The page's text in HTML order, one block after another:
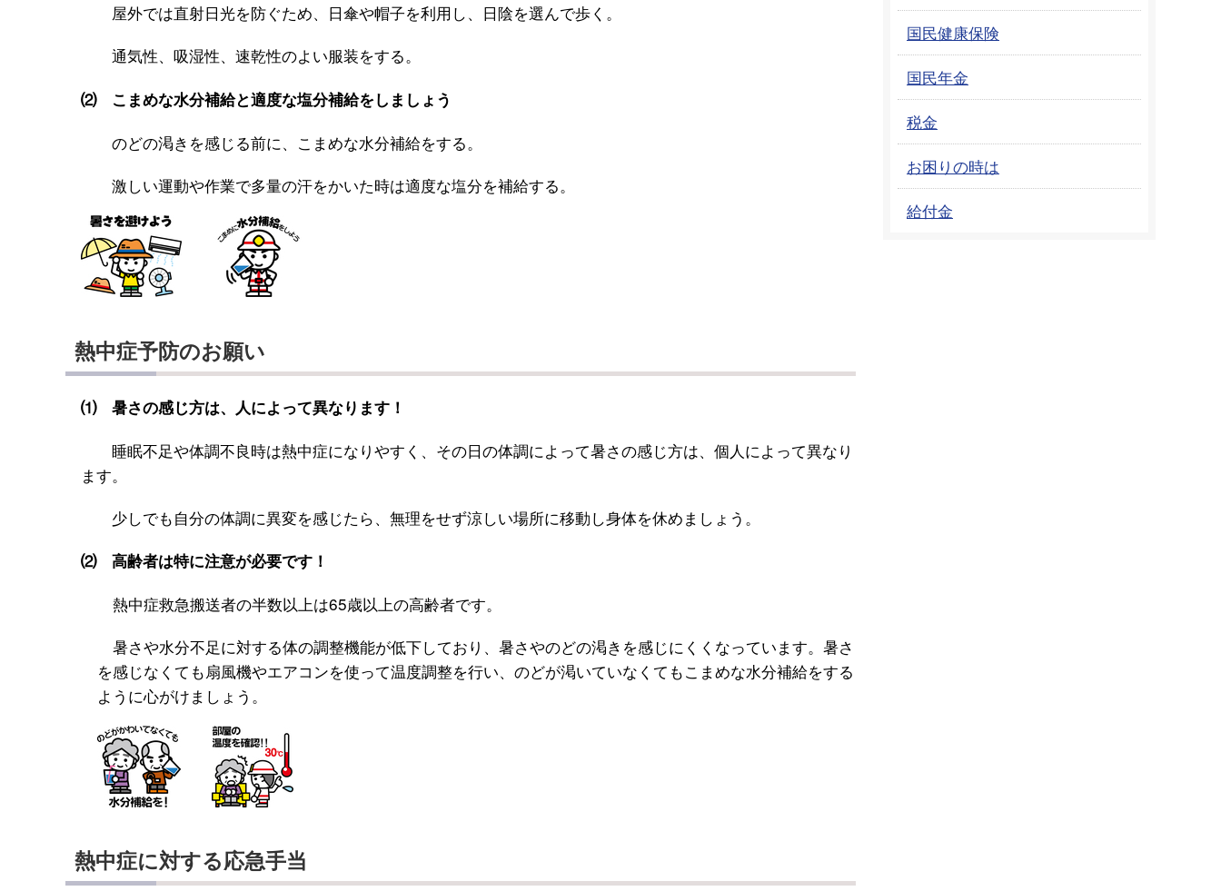
屋外では直射日光を防ぐため、日傘や帽子を利用し、日陰を選んで歩く。
通気性、吸湿性、速乾性のよい服装をする。
⑵ こまめな水分補給と適度な塩分補給をしましょう
のどの渇きを感じる前に、こまめな水分補給をする。
激しい運動や作業で多量の汗をかいた時は適度な塩分を補給する。
熱中症予防のお願い
⑴ 暑さの感じ方は、人によって異なります！
睡眠不足や体調不良時は熱中症になりやすく、その日の体調によって暑さの感じ方は、個人によって異なり
ます。
少しでも自分の体調に異変を感じたら、無理をせず涼しい場所に移動し身体を休めましょう。
⑵ 高齢者は特に注意が必要です！
熱中症救急搬送者の半数以上は65歳以上の高齢者です。
暑さや水分不足に対する体の調整機能が低下しており、暑さやのどの渇きを感じにくくなっています。暑さ
を感じなくても扇風機やエアコンを使って温度調整を行い、のどが渇いていなくてもこまめな水分補給をする
ように心がけましょう。
熱中症に対する応急手当
国民健康保険
国民年金
税金
お困りの時は
給付金